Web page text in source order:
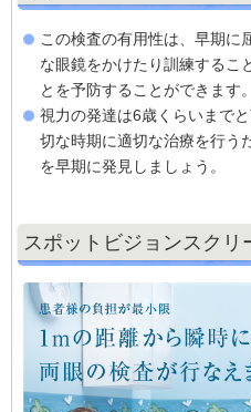
この検査の有⽤性は、早期に
な眼鏡をかけたり訓練するこ
とを予防することができます。
視⼒の発達は6歳くらいまで
切な時期に適切な治療を⾏う
を早期に発⾒しましょう。
スポットビジョンスクリ